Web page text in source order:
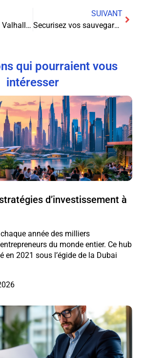
Assassin’s Creed Valhalla : Embarquez pour une odyssée viking à couper le souffle
SUIVANT
Securisez vos sauvegardes en ligne: Les stratégies infaillibles pour éviter la perte de données
qui pourraient vous
intéresser
d’investissement à
année des milliers
du monde entier. Ce hub
en 2021 sous l’égide de la Dubai